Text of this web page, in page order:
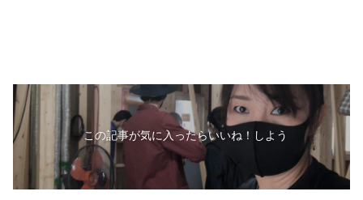
この記事が気に入ったらいいね！しよう